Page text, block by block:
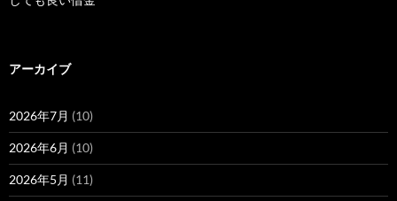
アーカイブ
2026年7月 (10)
2026年6月 (10)
2026年5月 (11)